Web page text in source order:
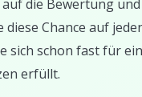
die Bewertung
Chance auf
sich schon fast für
erfüllt.